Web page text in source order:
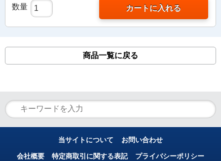
数量 カートに入れる
商品一覧に戻る
当サイトについて お問い合わせ
会社概要 特定商取引に関する表記 プライバシーポリシー